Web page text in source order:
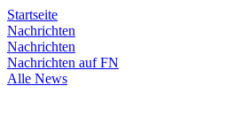
Startseite
Nachrichten
Nachrichten
Nachrichten auf FN
Alle News